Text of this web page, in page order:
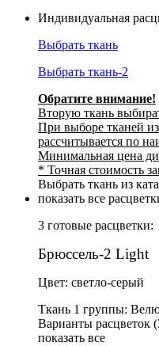
Индивидуальная
Выбрать ткань
Выбрать ткань-2
Обратите внимание!
Вторую ткань
При выборе тканей
рассчитывается по
Минимальная цена
* Точная стоимость
Выбрать ткань из
показать все
3 готовые расцветки:
Брюссель-2 Light
Цвет: светло-серый
Ткань 1 группы:
Варианты расцветок
показать все